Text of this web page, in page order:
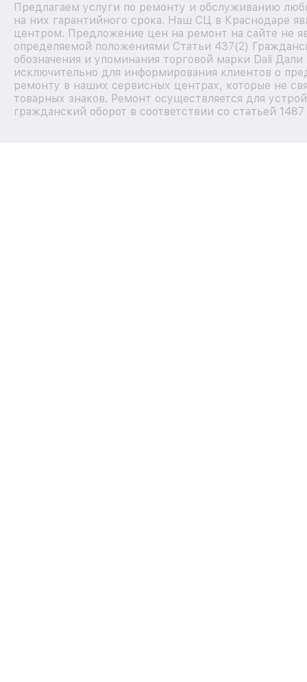
Предлагаем услуги по ремонту и обслуживанию
на них гарантийного срока. Наш СЦ в Краснодаре
центром. Предложение цен на ремонт на сайте не
определяемой положениями Статьи 437(2)
обозначения и упоминания торговой марки Dali
исключительно для информирования клиентов о
ремонту в наших сервисных центрах, которые не
товарных знаков. Ремонт осуществляется для
гражданский оборот в соответствии со статьей